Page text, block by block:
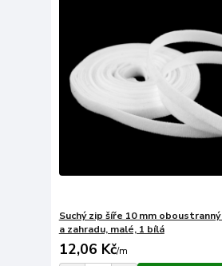
Suchý zip šíře 10 mm
a zahradu, malé, 1 bílá
12,06 Kč/m